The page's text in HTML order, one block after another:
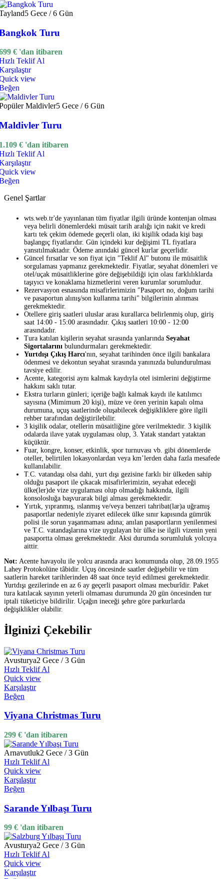
5 Gece / 6 Gün
Turu
€ 'dan itibaren
Teklif Al
view
Maldivler5 Gece / 6 Gün
Turu
€ 'dan itibaren
Teklif Al
view
Genel Şartlar
wts.web.tr'de yayınlanan tüm fiyatlar ilgili üründe kontenjan olması
veya belirli dönemlerdeki müsait tarih aralığı için nakit ve kredi
kartı tek çekim ödemede geçerli olan, iki kişilik odada kişi başı
başlangıç fiyatlarıdır. Gün içindeki kur değişimi TL fiyatlara
yansıtılmaktadır. Ödeme anındaki güncel kurlar geçerlidir.
Güncel fırsatlar ve son fiyat için "Teklif Al" butonu ile müsaitlik
sorgulaması yapmanız gerekmektedir. Fiyatlar, seyahat dönemleri ve
otel/uçak müsaitliklerine göre değişebildiği için olası farklılıklarda
taşıyıcı ve konaklama hizmetlerini veren kurumlar sorumludur.
Rezervasyon esnasında misafirlerimizin "Pasaport no, doğum tarihi
ve pasaportun alınış/son kullanma tarihi" bilgilerinin alınması
gerekmektedir.
Otellere giriş saatleri uluslar arası kurallarca belirlenmiş olup, giriş
saat 14:00 - 15:00 arasındadır. Çıkış saatleri 10:00 - 12:00
arasındadır.
Tura katılan kişilerin seyahat sırasında yanlarında Seyahat
Sigortalarını bulundurmaları gerekmektedir.
Yurtdışı Çıkış Harcı'nın, seyahat tarihinden önce ilgili bankalara
ödenmesi ve dekontun seyahat sırasında yanınızda bulundurulması
tavsiye edilir.
Acente, kategorisi aynı kalmak kaydıyla otel isimlerini değiştirme
hakkını saklı tutar.
Ekstra turların günleri; içeriğe bağlı kalmak kaydı ile katılımcı
sayısına (Mimimum 20 kişi), müze ve ören yerinin kapalı olma
durumuna, uçuş saatlerinde oluşabilecek değişikliklere göre ilgili
rehber tarafından değiştirilebilir.
3 kişilik odalar, otellerin müsaitliğine göre verilmektedir. 3 kişilik
odalarda ilave yatak uygulaması olup, 3. Yatak standart yataktan
küçüktür.
Fuar, kongre, konser, etkinlik, spor turnuvası vb. gibi dönemlerde
oteller, belirtilen lokasyonlardan veya km’lerden daha fazla mesafede
kullanılabilir.
T.C. vatandaşı olsa dahi, yurt dışı gezisine farklı bir ülkeden sahip
olduğu pasaport ile çıkacak misafirlerimizin, seyahat edeceği
ülke(ler)de vize uygulaması olup olmadığı hakkında, ilgili
konsolosluğa başvurarak bilgi alması gerekmektedir.
Yırtık, yıpranmış, ıslanmış ve/veya benzeri tahribat(lar)a uğramış
pasaportlar nedeniyle ziyaret edilecek ülke sınır kapısında gümrük
polisi ile sorun yaşanmaması adına; anılan pasaportların yenilenmesi
ve T.C. vatandaşlarına vize uygulayan bir ülke ise ilgili vizenin yeni
pasaportta olması gerekmektedir. Aksi durumda sorumluluk yolcuya
aittir.
Not: Acente havayolu ile yolcu arasında aracı konumunda olup, 28.09.1955
Lahey Protokolüne tâbidir. Uçuş öncesinde saatler değişebilir ve tüm
saatlerin hareket tarihlerinden 48 saat önce teyid edilmesi gerekmektedir.
Yurtdışı gezilerinde en az 6 ay geçerli pasaport olması mecburîdir. Paket
tura katılacak sayının yeterli olmaması durumunda 20 gün öncesinden tur
iptali tüketiciye bildirilir. Uçağın ineceği şehre göre parkurlarda
değişiklikler olabilir.
İlginizi Çekebilir
Avusturya2 Gece / 3 Gün
Hızlı Teklif Al
Quick view
Karşılaştır
Beğen
Viyana Christmas Turu
299 € 'dan itibaren
Arnavutluk2 Gece / 3 Gün
Hızlı Teklif Al
Quick view
Karşılaştır
Beğen
Sarande Yılbaşı Turu
99 € 'dan itibaren
Avusturya2 Gece / 3 Gün
Hızlı Teklif Al
Quick view
Karşılaştır